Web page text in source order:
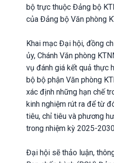
bộ trực thuộc Đảng bộ
của Đảng bộ Văn phòng
Khai mạc Đại hội, đồng
ủy, Chánh Văn phòng
vụ đánh giá kết quả thực
bộ bộ phận Văn phòng
xác định những hạn chế
kinh nghiệm rút ra để từ
tiêu, chỉ tiêu và phương
trong nhiệm kỳ 2025-
Đại hội sẽ thảo luận,